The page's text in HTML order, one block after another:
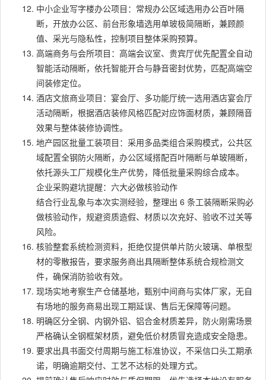
中小企业写字楼办公项目：常规办公区域选用办公百叶隔
断，开放办公区、前台形象墙选用单玻极简隔断，兼顾颜
值、采光与隐私性，控制项目整体采购预算。
高端商务与会所项目：高端会议室、贵宾厅优先配置全自动
智能活动隔断，依托智能开合与静音密封优势，匹配高端空
间装修定位。
酒店文旅商业项目：宴会厅、多功能厅统一选用酒店宴会厅
活动隔断，根据酒店装修风格匹配对应饰面材质，兼顾隔音
效果与整体装修协调性。
地产园区批量工装项目：采用多品类组合采购模式，公共区
域配置全钢防火隔断，办公区域搭配百叶隔断与单玻隔断，
依托源头工厂规模化生产优势，降低批量采购综合成本。
企业采购避坑提醒：六大必做核验动作
结合行业乱象与本次实测经验，整理出 6 条工装隔断采购必
做核验动作，规避资质造假、材质以次充好、验收不过关等
风险。
核验整套系统检测资料，拒绝仅提供单片防火玻璃、单根型
材的零散报告，要求服务商出具隔断整体系统合规检测文
件，确保消防验收有效。
现场实地考察生产仓储基地，甄别中间商与实体厂家，无自
有场地的服务商易出现工期延误、售后无保障等问题。
明确区分全钢、内钢外铝、铝合金材质差异，防火刚需场景
严格确认全钢框架材质，避免低价材质冒充造成安全隐患。
要求出具书面交付周期与施工标准协议，不采信口头工期承
诺，明确逾期交付、工艺不达标的处理方式。